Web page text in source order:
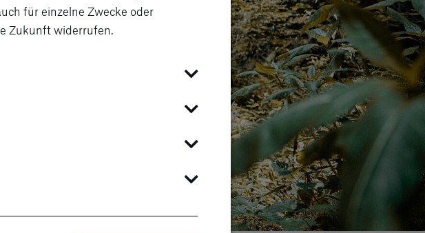
für einzelne Zwecke oder
Zukunft widerrufen.